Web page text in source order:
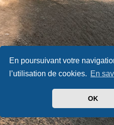
En poursuivant votre
l’utilisation de cookies. En
OK